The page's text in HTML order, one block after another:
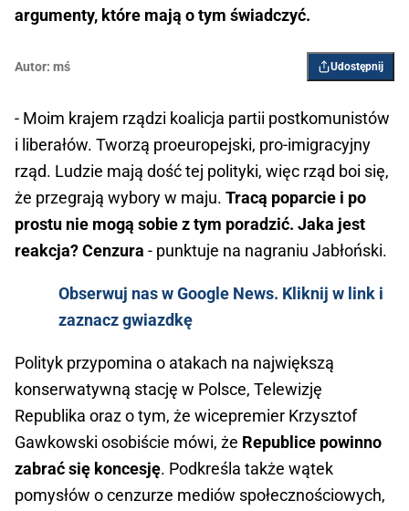
argumenty, które mają o tym świadczyć.
Autor: mś Udostępnij
- Moim krajem rządzi koalicja partii postkomunistów
i liberałów. Tworzą proeuropejski, pro-imigracyjny
rząd. Ludzie mają dość tej polityki, więc rząd boi się,
że przegrają wybory w maju. Tracą poparcie i po
prostu nie mogą sobie z tym poradzić. Jaka jest
reakcja? Cenzura - punktuje na nagraniu Jabłoński.
Obserwuj nas w Google News. Kliknij w link i
zaznacz gwiazdkę
Polityk przypomina o atakach na największą
konserwatywną stację w Polsce, Telewizję
Republika oraz o tym, że wicepremier Krzysztof
Gawkowski osobiście mówi, że Republice powinno
zabrać się koncesję. Podkreśla także wątek
pomysłów o cenzurze mediów społecznościowych,